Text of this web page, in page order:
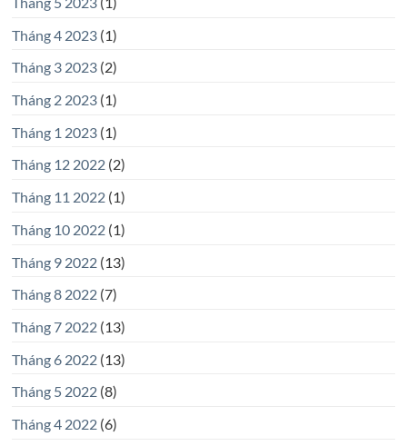
Tháng 4 2023(1)
Tháng 3 2023(2)
Tháng 2 2023(1)
Tháng 1 2023(1)
Tháng 12 2022(2)
Tháng 11 2022(1)
Tháng 10 2022(1)
Tháng 9 2022(13)
Tháng 8 2022(7)
Tháng 7 2022(13)
Tháng 6 2022(13)
Tháng 5 2022(8)
Tháng 4 2022(6)